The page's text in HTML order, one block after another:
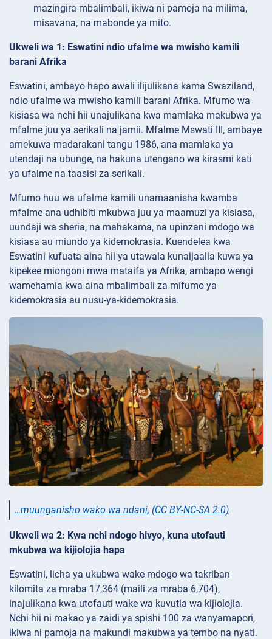
mazingira mbalimbali, ikiwa ni pamoja na milima,
misavana, na mabonde ya mito.
Ukweli wa 1: Eswatini ndio ufalme wa mwisho kamili
barani Afrika
Eswatini, ambayo hapo awali ilijulikana kama Swaziland,
ndio ufalme wa mwisho kamili barani Afrika. Mfumo wa
kisiasa wa nchi hii unajulikana kwa mamlaka makubwa ya
mfalme juu ya serikali na jamii. Mfalme Mswati III, ambaye
amekuwa madarakani tangu 1986, ana mamlaka ya
utendaji na ubunge, na hakuna utengano wa kirasmi kati
ya ufalme na taasisi za serikali.
Mfumo huu wa ufalme kamili unamaanisha kwamba
mfalme ana udhibiti mkubwa juu ya maamuzi ya kisiasa,
uundaji wa sheria, na mahakama, na upinzani mdogo wa
kisiasa au miundo ya kidemokrasia. Kuendelea kwa
Eswatini kufuata aina hii ya utawala kunaijaalia kuwa ya
kipekee miongoni mwa mataifa ya Afrika, ambapo wengi
wamehamia kwa aina mbalimbali za mifumo ya
kidemokrasia au nusu-ya-kidemokrasia.
…muunganisho wako wa ndani, (CC BY-NC-SA 2.0)
Ukweli wa 2: Kwa nchi ndogo hivyo, kuna utofauti
mkubwa wa kijiolojia hapa
Eswatini, licha ya ukubwa wake mdogo wa takriban
kilomita za mraba 17,364 (maili za mraba 6,704),
inajulikana kwa utofauti wake wa kuvutia wa kijiolojia.
Nchi hii ni makao ya zaidi ya spishi 100 za wanyamapori,
ikiwa ni pamoja na makundi makubwa ya tembo na nyati.